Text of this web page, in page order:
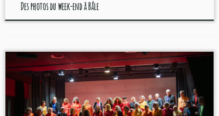
Des photos du week-end à Bâle